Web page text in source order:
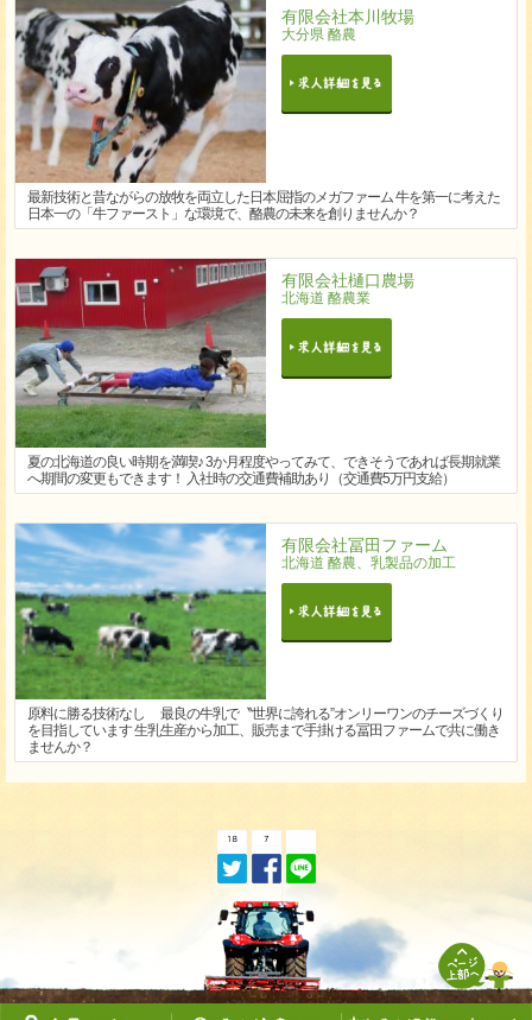
有限会社本川牧場
大分県 酪農
最新技術と昔ながらの放牧を両立した日本屈指のメガファーム 牛を第一に考えた
日本一の「牛ファースト」な環境で、酪農の未来を創りませんか？
有限会社樋口農場
北海道 酪農業
夏の北海道の良い時期を満喫♪ 3か月程度やってみて、できそうであれば長期就業
へ期間の変更もできます！ 入社時の交通費補助あり（交通費5万円支給）
有限会社冨田ファーム
北海道 酪農、乳製品の加工
原料に勝る技術なし 最良の牛乳で〝世界に誇れる”オンリーワンのチーズづくり
を目指しています 生乳生産から加工、販売まで手掛ける冨田ファームで共に働き
ませんか？